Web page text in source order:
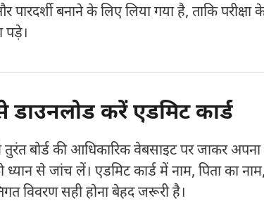
पारदर्शी बनाने के लिए लिया गया है, ताकि परीक्षा
पड़े।
करें एडमिट कार्ड
तुरंत बोर्ड की आधिकारिक वेबसाइट पर जाकर
से जांच लें। एडमिट कार्ड में नाम, पिता का
विवरण सही होना बेहद जरूरी है।